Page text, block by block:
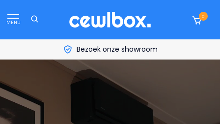
MENU
0
Bezoek onze showroom